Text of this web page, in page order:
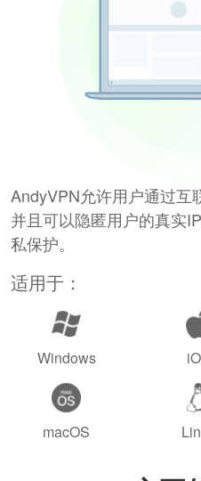
AndyVPN允许用户通过互
并且可以隐匿用户的真实
私保护。
适用于：
Windows
macOS